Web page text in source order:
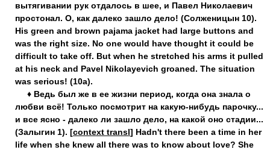
вытягивании рук отдалось в шее, и Павел Николаевич
простонал. О, как далеко зашло дело! (Солженицын 10).
His green and brown pajama jacket had large buttons and
was the right size. No one would have thought it could be
difficult to take off. But when he stretched his arms it pulled
at his neck and Pavel Nikolayevich groaned. The situation
was serious! (10a).
♦ Ведь был же в ее жизни период, когда она знала о
любви всё! Только посмотрит на какую-нибудь парочку...
и все ясно - далеко ли зашло дело, на какой оно стадии...
(Залыгин 1). [context transl] Hadn't there been a time in her
life when she knew all there was to know about love? She